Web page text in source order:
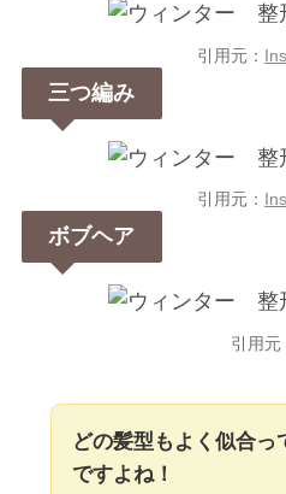
引用元：
三つ編み
引用元：
ボブヘア
引用元
どの髪型もよく似合っ
ですよね！